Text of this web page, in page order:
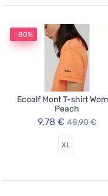
-80%
Ecoalf Mont T-shirt
Peach
9,78 € 48,90 €
XL